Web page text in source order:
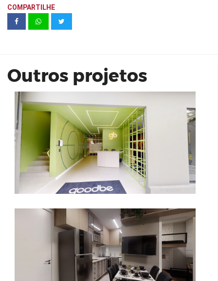
COMPARTILHE
Outros projetos
Goodbe Campestre
Vivaz Estação Vila Prudente 33 m²
Gracia Morumbi - 2 dormitórios (1
suíte) - 56m² - Marques Construtora